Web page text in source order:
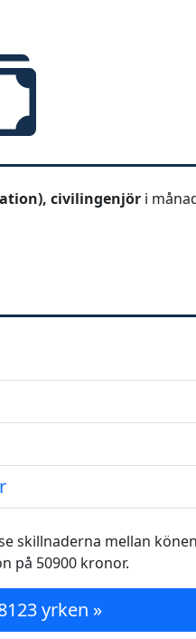
civilingenjör i
skillnaderna mellan
på 50900 kronor.
yrken »